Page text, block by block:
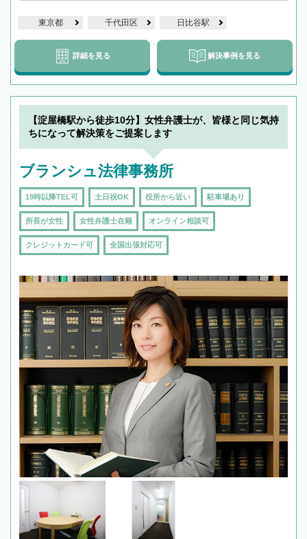
東京都 千代田区 日比谷駅
詳細を見る 解決事例を見る
【淀屋橋駅から徒歩10分】女性弁護士が、皆様と同じ気持
ちになって解決策をご提案します
ブランシュ法律事務所
19時以降TEL可 土日祝OK 役所から近い 駐車場あり
所長が女性 女性弁護士在籍 オンライン相談可
クレジットカード可 全国出張対応可